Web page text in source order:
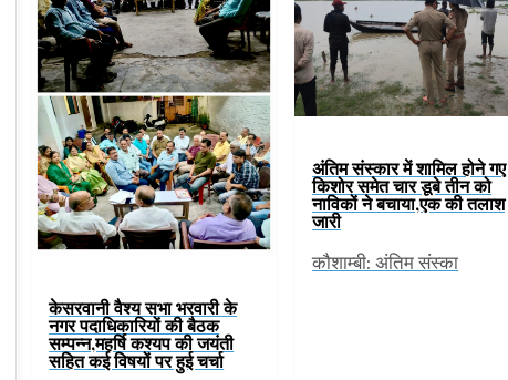
केसरवानी वैश्य सभा भरवारी के
नगर पदाधिकारियों की बैठक
सम्पन्न,महर्षि कश्यप की जयंती
सहित कई विषयों पर हुई चर्चा
अंतिम संस्कार में शामिल होने गए
किशोर समेत चार डूबे तीन को
नाविकों ने बचाया,एक की तलाश
जारी
कौशाम्बी: अंतिम संस्का